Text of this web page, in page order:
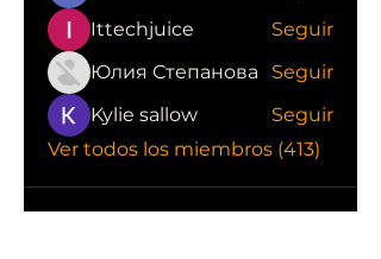
Ittechjuice
Seguir
Юлия Степанова
Seguir
Kylie sallow
Seguir
Ver todos los miembros (413)